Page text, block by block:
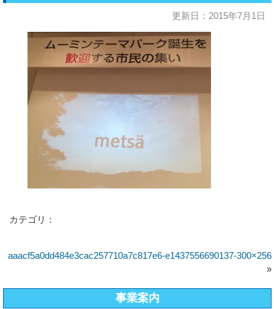
更新日：2015年7月1日
カテゴリ：
aaacf5a0dd484e3cac257710a7c817e6-e1437556690137-300×256
»
事業案内